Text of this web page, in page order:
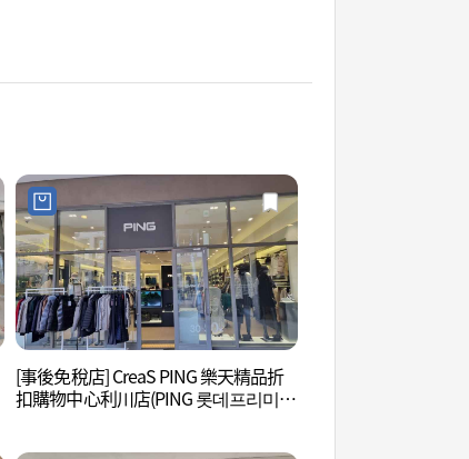
[事後免稅店] CreaS PING 樂天精品折
扣購物中心利川店(PING 롯데프리미엄